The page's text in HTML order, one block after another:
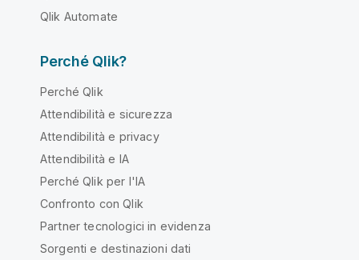
Qlik Automate
Perché Qlik?
Perché Qlik
Attendibilità e sicurezza
Attendibilità e privacy
Attendibilità e IA
Perché Qlik per l'IA
Confronto con Qlik
Partner tecnologici in evidenza
Sorgenti e destinazioni dati